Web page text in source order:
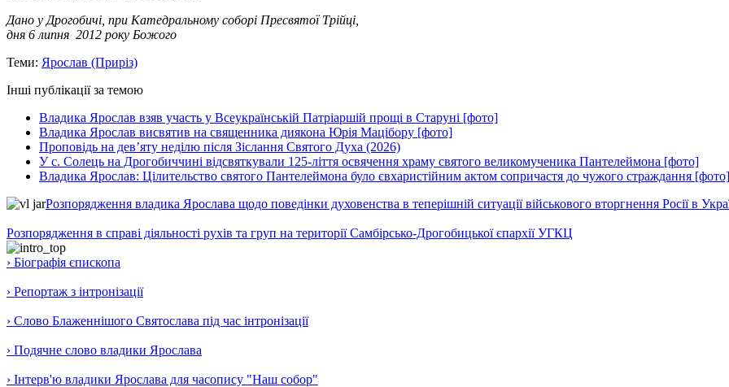
Дано у Дрогобичі, при Катедральному соборі Пресвятої Трійці,
дня 6 липня 2012 року Божого
Теми: Ярослав (Приріз)
Інші публікації за темою
Владика Ярослав взяв участь у Всеукраїнській Патріаршій прощі в Старуні [фото]
Владика Ярослав висвятив на священника диякона Юрія Мацібору [фото]
Проповідь на дев’яту неділю після Зіслання Святого Духа (2026)
У с. Солець на Дрогобиччині відсвяткували 125-ліття освячення храму святого великомученика Пантелеймона [фото]
Владика Ярослав: Цілительство святого Пантелеймона було євхаристійним актом сопричастя до чужого страждання [фото]
Розпорядження владика Ярослава щодо поведінки духовенства в теперішній ситуації військового вторгнення Росії в
Розпорядження в справі діяльності рухів та груп на території Самбірсько-Дрогобицької єпархії УГКЦ
› Біографія єпископа
› Репортаж з інтронізації
› Слово Блаженнішого Святослава під час інтронізації
› Подячне слово владики Ярослава
› Інтерв'ю владики Ярослава для часопису "Наш собор"